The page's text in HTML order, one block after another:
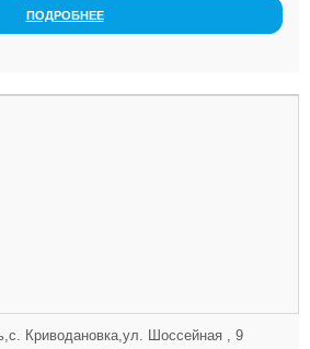
ПОДРОБНЕЕ
Криводановка,ул. Шоссейная , 9